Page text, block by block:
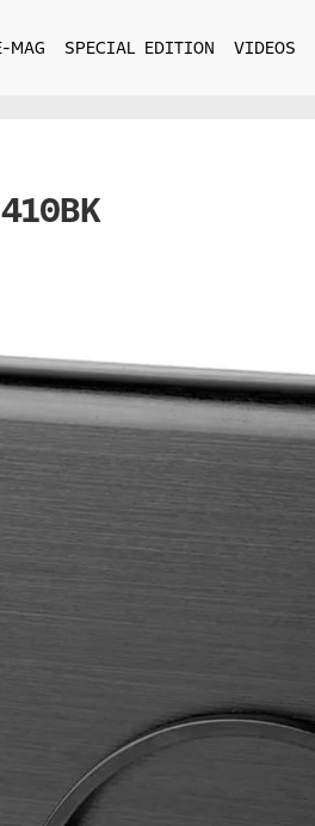
MAG SPECIAL EDITION VIDEOS